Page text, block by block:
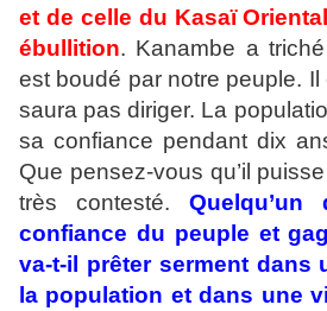
et de celle du Kasaï
ébullition. Kanambe a
est boudé par notre peuple. Il
saura pas diriger. La
sa confiance pendant dix
Que pensez-vous qu’il
très contesté.
confiance du peuple et
va-t-il prêter serment dans
la population et dans une